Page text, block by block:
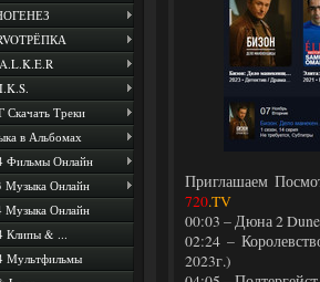
Скачать Треки
в Альбомах
Фильмы Онлайн
Музыка Онлайн
Музыка Онлайн
Клипы & ...
Мультфильмы
Приглашаем
720.TV
00:03 – Дюна 2
02:24 –
2023г.)